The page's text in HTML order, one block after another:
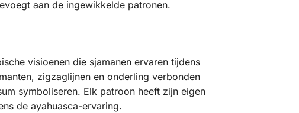
aan de ingewikkelde patronen.
visioenen die sjamanen ervaren tijdens
zigzaglijnen en onderling verbonden
symboliseren. Elk patroon heeft zijn eigen
de ayahuasca-ervaring.